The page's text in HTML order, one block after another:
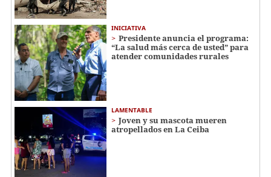
INICIATIVA
Presidente anuncia el programa:
“La salud más cerca de usted” para
atender comunidades rurales
LAMENTABLE
Joven y su mascota mueren
atropellados en La Ceiba